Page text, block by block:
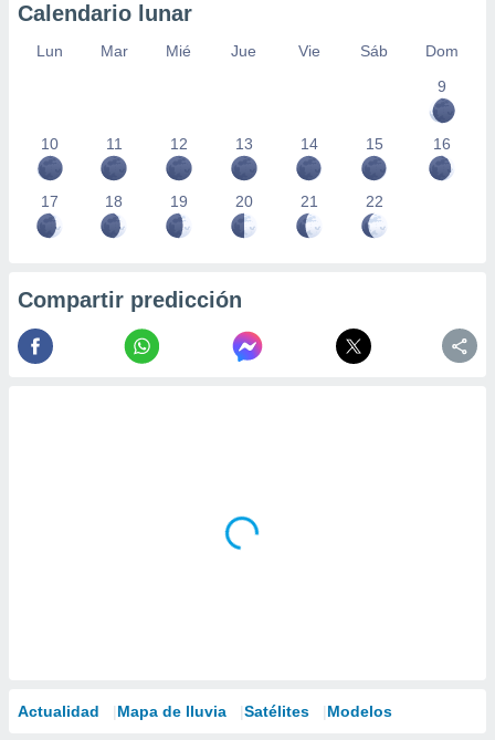
Calendario lunar
Lun Mar Mié Jue Vie Sáb
Dom
9
10 11 12 13 14 15 16
17 18 19 20 21 22
Compartir predicción
Actualidad Mapa de lluvia Satélites Modelos